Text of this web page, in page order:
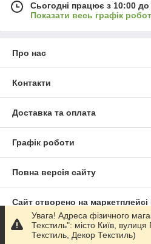
Сьогодні працює з 10:00 до
Показати весь графік
Про нас
Контакти
Доставка та оплата
Графік роботи
Повна версія сайту
Сайт створено на маркетплейсі
Політика конфіденційності
Увага! Адреса фізичного
Текстиль": місто Київ,
Текстиль, Декор Текстиль)